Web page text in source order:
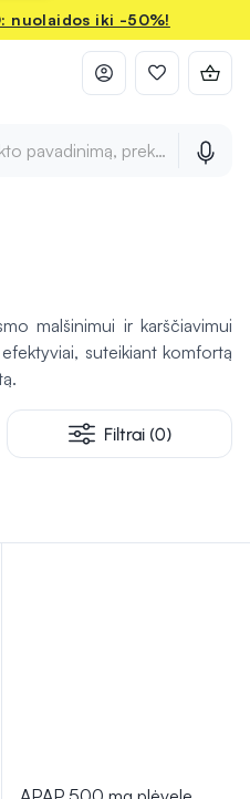
nuolaidos iki -50%!
pavadinimą, prekės ženklą ir
malšinimui ir karščiavimui
suteikiant komfortą
Filtrai (0)